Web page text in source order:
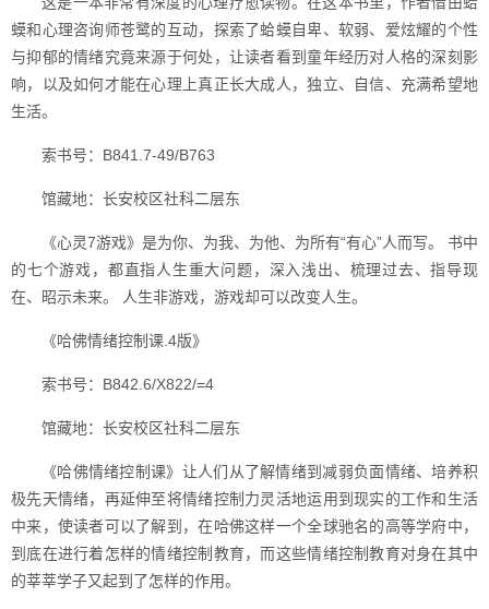
蟆和心理咨询师苍鹭的互动，探索了蛤蟆自卑、软弱、爱炫耀的个性
与抑郁的情绪究竟来源于何处，让读者看到童年经历对人格的深刻影
响，以及如何才能在心理上真正长大成人，独立、自信、充满希望地
生活。
索书号：B841.7-49/B763
馆藏地：长安校区社科二层东
《心灵7游戏》是为你、为我、为他、为所有“有心”人而写。 书中
的七个游戏，都直指人生重大问题，深入浅出、梳理过去、指导现
在、昭示未来。 人生非游戏，游戏却可以改变人生。
《哈佛情绪控制课.4版》
索书号：B842.6/X822/=4
馆藏地：长安校区社科二层东
《哈佛情绪控制课》让人们从了解情绪到减弱负面情绪、培养积
极先天情绪，再延伸至将情绪控制力灵活地运用到现实的工作和生活
中来，使读者可以了解到，在哈佛这样一个全球驰名的高等学府中，
到底在进行着怎样的情绪控制教育，而这些情绪控制教育对身在其中
的莘莘学子又起到了怎样的作用。